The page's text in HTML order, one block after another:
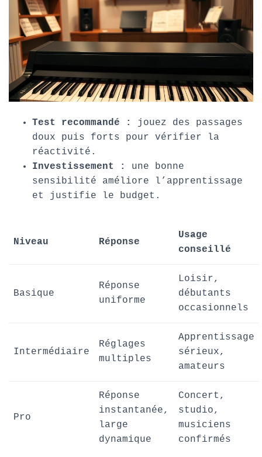
Test recommandé :
jouez des passages
doux puis forts pour vérifier la
réactivité.
Investissement :
une bonne
sensibilité améliore l’apprentissage
et justifie le budget.
Niveau Réponse
Usage
conseillé
Basique
Réponse
uniforme
Loisir,
débutants
occasionnels
Intermédiaire
Réglages
multiples
Apprentissage
sérieux,
amateurs
Pro
Réponse
instantanée,
large
dynamique
Concert,
studio,
musiciens
confirmés